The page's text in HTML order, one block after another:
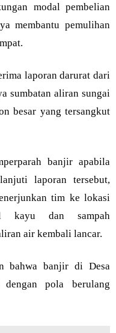
modal pembelian
membantu pemulihan
laporan darurat dari
sumbatan aliran sungai
besar yang tersangkut
banjir apabila
laporan tersebut,
tim ke lokasi
kayu dan sampah
air kembali lancar.
bahwa banjir di Desa
dengan pola berulang